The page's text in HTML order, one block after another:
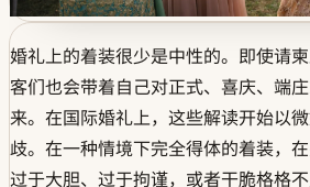
婚礼上的着装很少是中性的。即使请
客们也会带着自己对正式、喜庆、端
来。在国际婚礼上，这些解读开始以
歧。在一种情境下完全得体的着装，
过于大胆、过于拘谨，或者干脆格格不